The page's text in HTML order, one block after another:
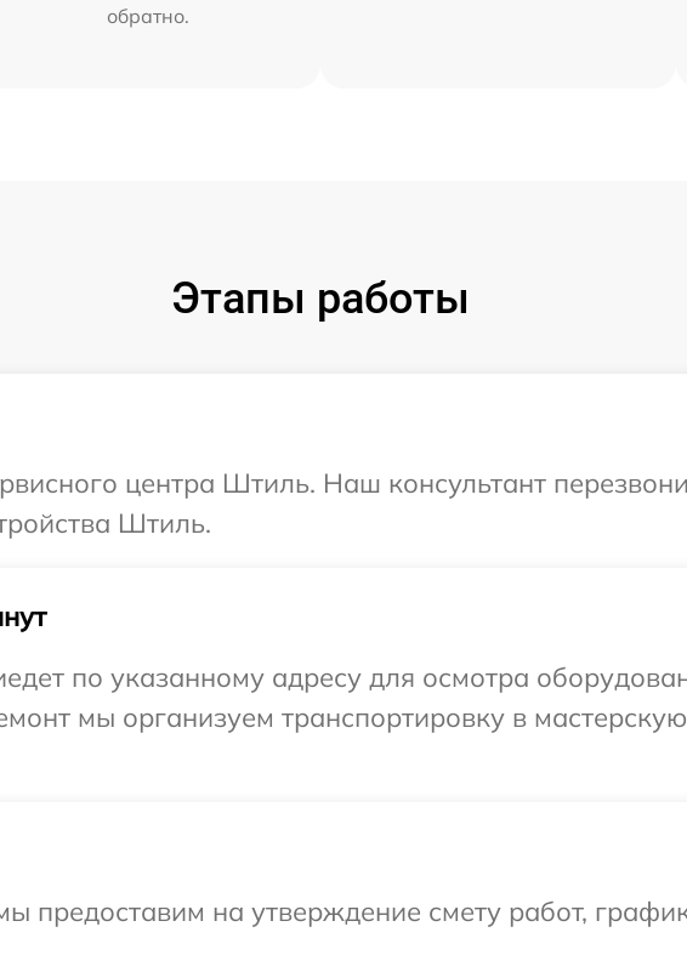
обратно.
Этапы работы
центра Штиль. Наш консультант
Штиль.
по указанному адресу для осмотра
мы организуем транспортировку в
предоставим на утверждение смету работ,